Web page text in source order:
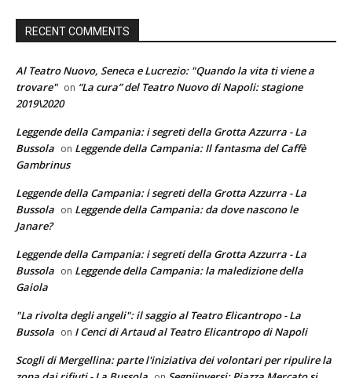
RECENT COMMENTS
Al Teatro Nuovo, Seneca e Lucrezio: "Quando la vita ti viene a
trovare" on “La cura” del Teatro Nuovo di Napoli: stagione
2019\2020
Leggende della Campania: i segreti della Grotta Azzurra - La
Bussola on Leggende della Campania: Il fantasma del Caffè
Gambrinus
Leggende della Campania: i segreti della Grotta Azzurra - La
Bussola on Leggende della Campania: da dove nascono le
Janare?
Leggende della Campania: i segreti della Grotta Azzurra - La
Bussola on Leggende della Campania: la maledizione della
Gaiola
"La rivolta degli angeli": il saggio al Teatro Elicantropo - La
Bussola on I Cenci di Artaud al Teatro Elicantropo di Napoli
Scogli di Mergellina: parte l'iniziativa dei volontari per ripulire la